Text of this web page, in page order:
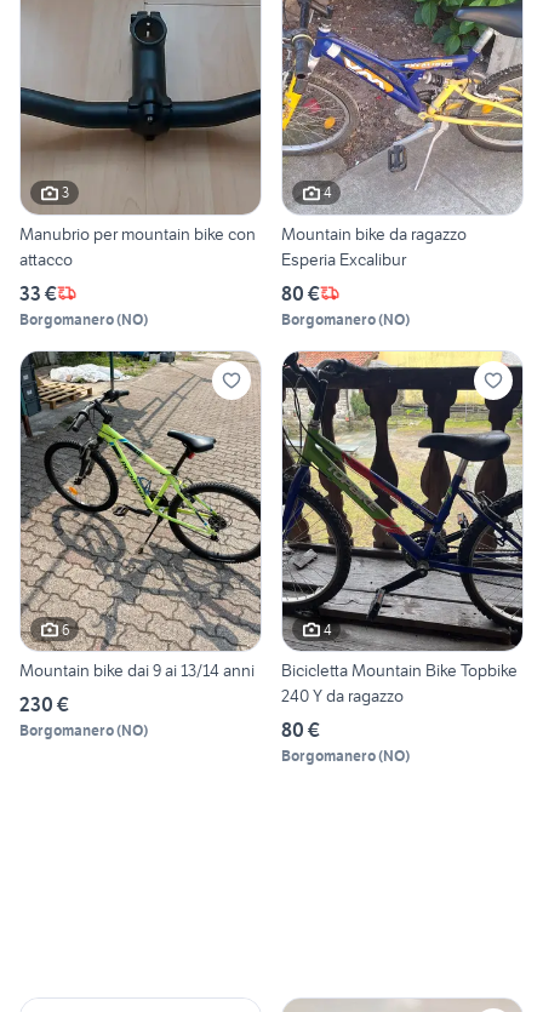
3
Manubrio per mountain bike con
attacco
33 €
Borgomanero(NO)
4
Mountain bike da ragazzo
Esperia Excalibur
80 €
Borgomanero(NO)
6
Mountain bike dai 9 ai 13/14 anni
230 €
Borgomanero(NO)
4
Bicicletta Mountain Bike Topbike
240 Y da ragazzo
80 €
Borgomanero(NO)